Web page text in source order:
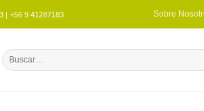
| +56 9 41287183 Sobre
Buscar
por: